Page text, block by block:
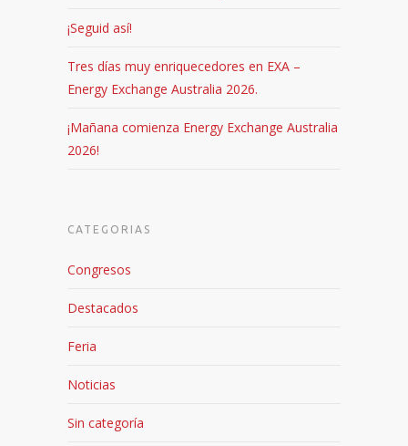
¡Seguid así!
Tres días muy enriquecedores en EXA –
Energy Exchange Australia 2026.
¡Mañana comienza Energy Exchange Australia
2026!
CATEGORIAS
Congresos
Destacados
Feria
Noticias
Sin categoría